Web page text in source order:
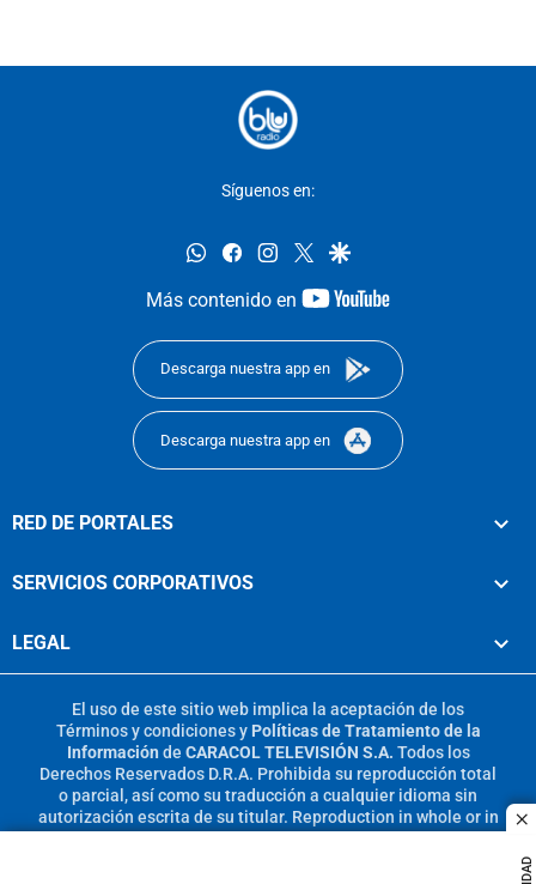
Síguenos en:
whatsappfacebookinstagram
twittergoogle
Más contenido en
youtube-
Descarga nuestra app en
Descarga nuestra app en
RED DE PORTALES
SERVICIOS CORPORATIVOS
LEGAL
El uso de este sitio web implica la aceptación de los
Términos y condicionesy Políticas de Tratamiento de la
Información de CARACOL TELEVISIÓN S.A. Todos los
Derechos Reservados D.R.A. Prohibida su reproducción total
o parcial, así como su traducción a cualquier idioma sin
autorización escrita de su titular. Reproduction in whole or in